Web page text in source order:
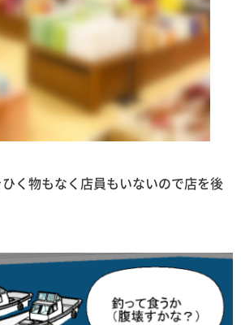
く物もなく店員もいないので店を後